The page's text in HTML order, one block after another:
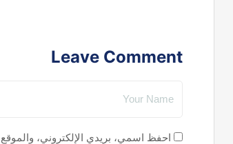
Leave Comment
احفظ اسمي، بريدي الإلكتروني،